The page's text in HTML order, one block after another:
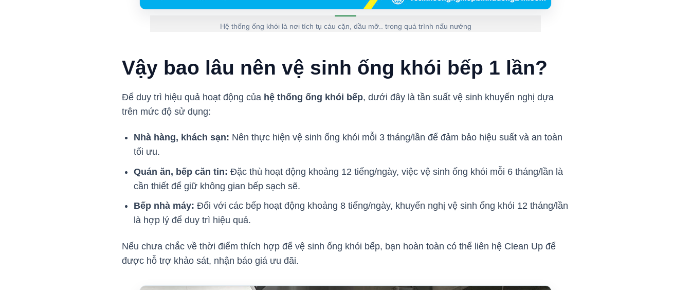
Hệ thống ống khói là nơi tích tụ cáu cặn, dầu mỡ.. trong quá trình nấu nướng
Vậy bao lâu nên vệ sinh ống khói bếp 1 lần?
Để duy trì hiệu quả hoạt động của hệ thống ống khói bếp, dưới đây là tần suất vệ sinh khuyến nghị dựa
trên mức độ sử dụng:
Nhà hàng, khách sạn: Nên thực hiện vệ sinh ống khói mỗi 3 tháng/lần để đảm bảo hiệu suất và an toàn
tối ưu.
Quán ăn, bếp căn tin: Đặc thù hoạt động khoảng 12 tiếng/ngày, việc vệ sinh ống khói mỗi 6 tháng/lần là
cần thiết để giữ không gian bếp sạch sẽ.
Bếp nhà máy: Đối với các bếp hoạt động khoảng 8 tiếng/ngày, khuyến nghị vệ sinh ống khói 12 tháng/lần
là hợp lý để duy trì hiệu quả.
Nếu chưa chắc về thời điểm thích hợp để vệ sinh ống khói bếp, bạn hoàn toàn có thể liên hệ Clean Up để
được hỗ trợ khảo sát, nhận báo giá ưu đãi.